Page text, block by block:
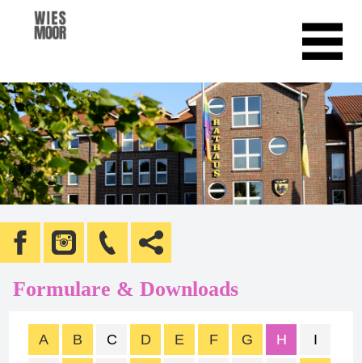
Formulare & Downloads
A B C D E F G H I